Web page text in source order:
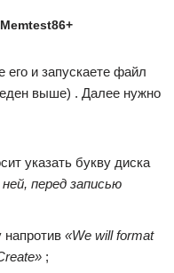
его и запускаете файл
выше) . Далее нужно
указать букву диска
перед записью
напротив «We will format
;